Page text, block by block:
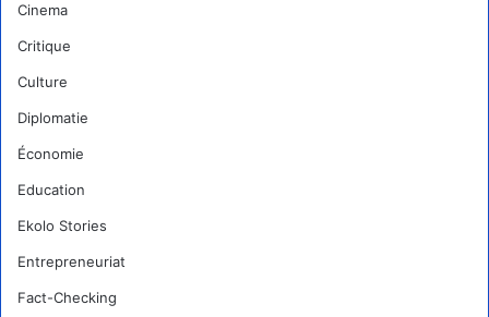
Cinema
Critique
Culture
Diplomatie
Économie
Education
Ekolo Stories
Entrepreneuriat
Fact-Checking